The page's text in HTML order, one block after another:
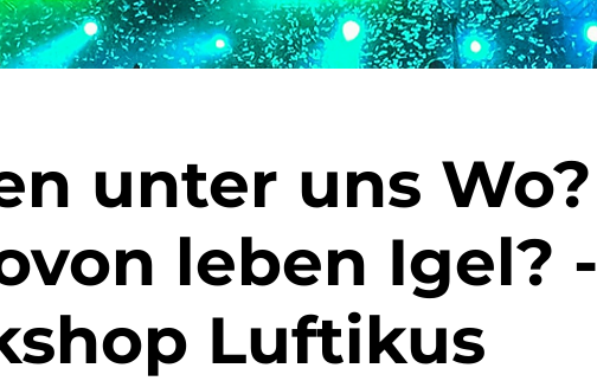
unter uns Wo?
leben Igel? -
Luftikus